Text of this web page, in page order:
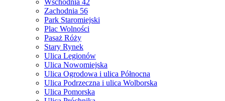
Zachodnia 56
Park Staromiejski
Plac Wolności
Pasaż Róży
Stary Rynek
Ulica Legionów
Ulica Nowomiejska
Ulica Ogrodowa i ulica Północna
Ulica Podrzeczna i ulica Wolborska
Ulica Pomorska